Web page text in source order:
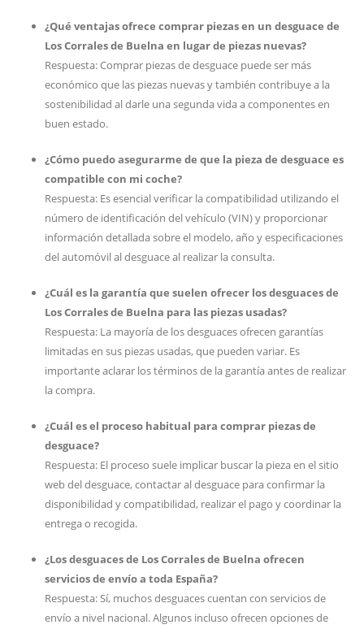
¿Qué ventajas ofrece comprar piezas en un desguace de
Los Corrales de Buelna en lugar de piezas nuevas?
Respuesta: Comprar piezas de desguace puede ser más
económico que las piezas nuevas y también contribuye a la
sostenibilidad al darle una segunda vida a componentes en
buen estado.
¿Cómo puedo asegurarme de que la pieza de desguace es
compatible con mi coche?
Respuesta: Es esencial verificar la compatibilidad utilizando el
número de identificación del vehículo (VIN) y proporcionar
información detallada sobre el modelo, año y especificaciones
del automóvil al desguace al realizar la consulta.
¿Cuál es la garantía que suelen ofrecer los desguaces de
Los Corrales de Buelna para las piezas usadas?
Respuesta: La mayoría de los desguaces ofrecen garantías
limitadas en sus piezas usadas, que pueden variar. Es
importante aclarar los términos de la garantía antes de realizar
la compra.
¿Cuál es el proceso habitual para comprar piezas de
desguace?
Respuesta: El proceso suele implicar buscar la pieza en el sitio
web del desguace, contactar al desguace para confirmar la
disponibilidad y compatibilidad, realizar el pago y coordinar la
entrega o recogida.
¿Los desguaces de Los Corrales de Buelna ofrecen
servicios de envío a toda España?
Respuesta: Sí, muchos desguaces cuentan con servicios de
envío a nivel nacional. Algunos incluso ofrecen opciones de